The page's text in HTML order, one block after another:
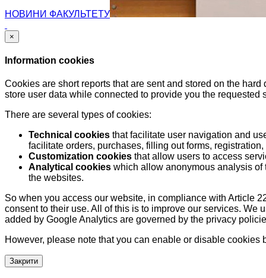
НОВИНИ ФАКУЛЬТЕТУ
×
Information cookies
Cookies are short reports that are sent and stored on the
store user data while connected to provide you the
There are several types of cookies:
Technical cookies that facilitate user navigation and
facilitate orders, purchases, filling out forms,
Customization cookies that allow users to access
Analytical cookies which allow anonymous analysis
the websites.
So when you access our website, in compliance with Article
consent to their use. All of this is to improve our services.
added by Google Analytics are governed by the privacy
However, please note that you can enable or disable cookies
Закрити